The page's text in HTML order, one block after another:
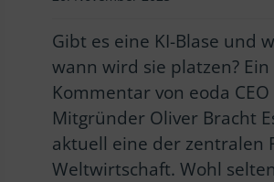
Gibt es eine KI-Blase und
wann wird sie platzen? Ein
Kommentar von eoda CEO
Mitgründer Oliver Bracht
aktuell eine der zentralen
Weltwirtschaft. Wohl